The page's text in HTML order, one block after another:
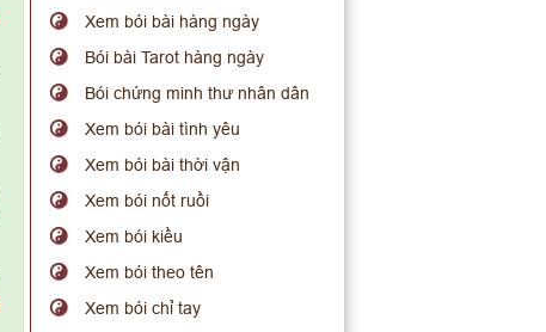
Xem bói bài hàng ngày
Bói bài Tarot hàng ngày
Bói chứng minh thư nhân dân
Xem bói bài tình yêu
Xem bói bài thời vận
Xem bói nốt ruồi
Xem bói kiều
Xem bói theo tên
Xem bói chỉ tay